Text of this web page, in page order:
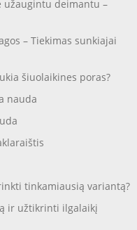
užaugintu deimantu –
– Tiekimas sunkiajai
šiuolaikines poras?
nauda
tinkamiausią variantą?
ir užtikrinti ilgalaikį